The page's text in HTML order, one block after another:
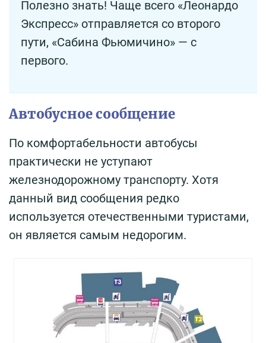
Полезно знать! Чаще всего «Леонардо
Экспресс» отправляется со второго
пути, «Сабина Фьюмичино» — с
первого.
Автобусное сообщение
По комфортабельности автобусы
практически не уступают
железнодорожному транспорту. Хотя
данный вид сообщения редко
используется отечественными туристами,
он является самым недорогим.